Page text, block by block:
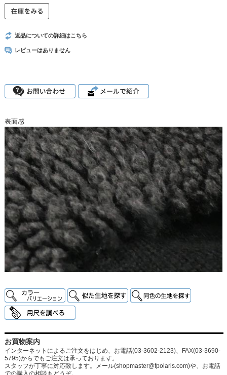
返品についての詳細はこちら
レビューはありません
表面感
お買物案内
インターネットによるご注文をはじめ、お電話(03-3602-2123)、FAX(03-3690-
5795)からでもご注文は承っております。
スタッフが丁寧に対応致します。メール(shopmaster@fpolaris.com)や、お電話